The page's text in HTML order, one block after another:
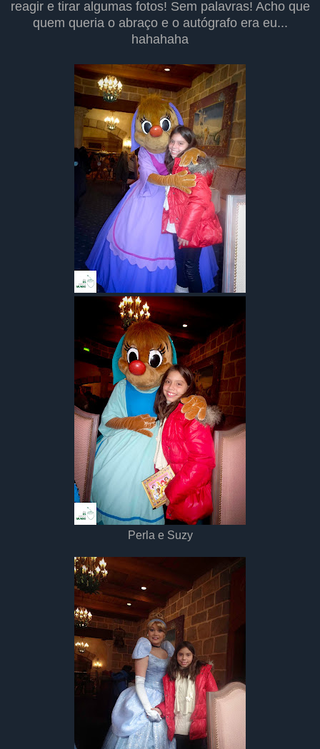
reagir e tirar algumas fotos! Sem palavras! Acho que
quem queria o abraço e o autógrafo era eu...
hahahaha
Perla e Suzy